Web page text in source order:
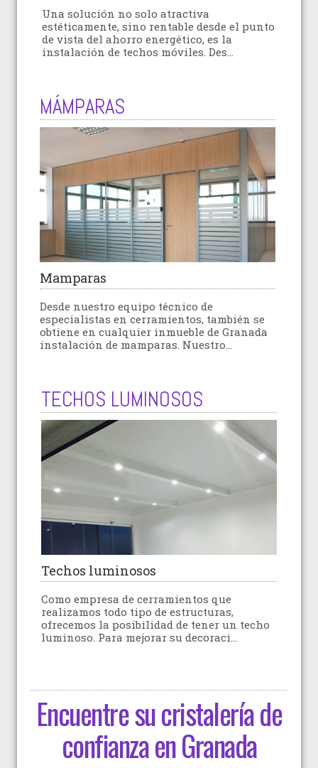
Una solución no solo atractiva
estéticamente, sino rentable desde el punto
de vista del ahorro energético, es la
instalación de techos móviles. Des...
MÁMPARAS
Mamparas
Desde nuestro equipo técnico de
especialistas en cerramientos, también se
obtiene en cualquier inmueble de Granada
instalación de mamparas. Nuestro...
TECHOS LUMINOSOS
Techos luminosos
Como empresa de cerramientos que
realizamos todo tipo de estructuras,
ofrecemos la posibilidad de tener un techo
luminoso. Para mejorar su decoraci...
Encuentre su cristalería de
confianza en Granada